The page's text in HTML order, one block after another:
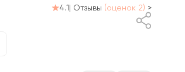
4.1 Отзывы (оценок 2) >